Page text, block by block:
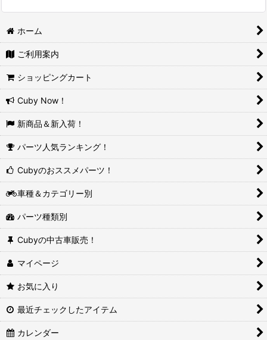
ホーム
ご利用案内
ショッピングカート
Cuby Now！
新商品＆新入荷！
パーツ人気ランキング！
Cubyのおススメパーツ！
車種＆カテゴリー別
パーツ種類別
Cubyの中古車販売！
マイページ
お気に入り
最近チェックしたアイテム
カレンダー